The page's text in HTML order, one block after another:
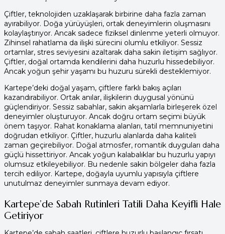
Çiftler, teknolojiden uzaklaşarak birbirine daha fazla zaman
ayırabiliyor. Doğa yürüyüşleri, ortak deneyimlerin oluşmasını
kolaylaştırıyor. Ancak sadece fiziksel dinlenme yeterli olmuyor.
Zihinsel rahatlama da ilişki sürecini olumlu etkiliyor. Sessiz
ortamlar, stres seviyesini azaltarak daha sakin iletişim sağlıyor.
Çiftler, doğal ortamda kendilerini daha huzurlu hissedebiliyor.
Ancak yoğun şehir yaşamı bu huzuru sürekli desteklemiyor.
Kartepe’deki doğal yaşam, çiftlere farklı bakış açıları
kazandırabiliyor. Ortak anılar, ilişkilerin duygusal yönünü
güçlendiriyor. Sessiz sabahlar, sakin akşamlarla birleşerek özel
deneyimler oluşturuyor. Ancak doğru ortam seçimi büyük
önem taşıyor. Rahat konaklama alanları, tatil memnuniyetini
doğrudan etkiliyor. Çiftler, huzurlu alanlarda daha kaliteli
zaman geçirebiliyor. Doğal atmosfer, romantik duyguları daha
güçlü hissettiriyor. Ancak yoğun kalabalıklar bu huzurlu yapıyı
olumsuz etkileyebiliyor. Bu nedenle sakin bölgeler daha fazla
tercih ediliyor. Kartepe, doğayla uyumlu yapısıyla çiftlere
unutulmaz deneyimler sunmaya devam ediyor.
Kartepe’de Sabah Rutinleri Tatili Daha Keyifli Hale
Getiriyor